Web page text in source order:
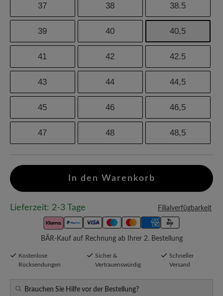
37 38 38.5
39 40 40,5
41 42 42.5
43 44 44,5
45 46 46,5
47 48 48,5
In den Warenkorb
Lieferzeit: 2-3 Tage Filialverfügbarkeit
BÄR-Kauf auf Rechnung ab Ihrer 2. Bestellung
Kostenlose
Rücksendungen
Sicher &
Vertrauenswürdig
Schneller
Versand
Brauchen Sie Hilfe vor der Bestellung?